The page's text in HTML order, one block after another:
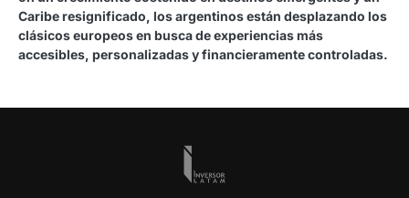
Caribe resignificado, los argentinos están desplazando los
clásicos europeos en busca de experiencias más
accesibles, personalizadas y financieramente controladas.